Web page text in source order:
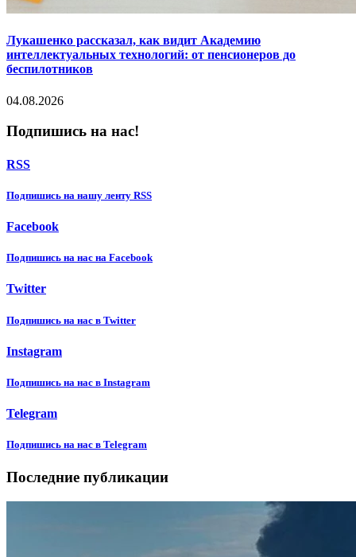
Лукашенко рассказал, как видит Академию
интеллектуальных технологий: от пенсионеров до
беспилотников
04.08.2026
Подпишись на нас!
RSS
Подпишиcь на нашу ленту RSS
Facebook
Подпишиcь на нас на Facebook
Twitter
Подпишиcь на нас в Twitter
Instagram
Подпишиcь на нас в Instagram
Telegram
Подпишиcь на нас в Telegram
Последние публикации